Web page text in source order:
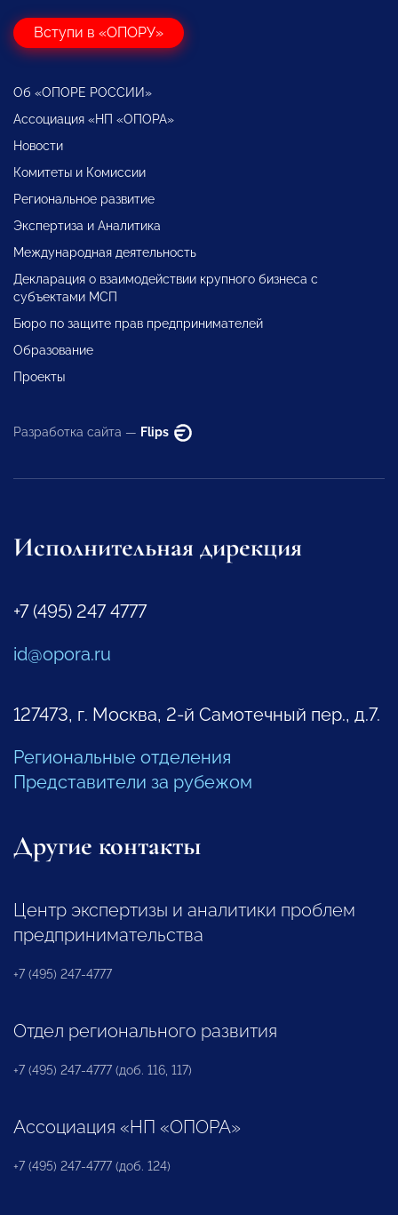
Вступи в «ОПОРУ»
Об «ОПОРЕ РОССИИ»
Ассоциация «НП «ОПОРА»
Новости
Комитеты и Комиссии
Региональное развитие
Экспертиза и Аналитика
Международная деятельность
Декларация о взаимодействии крупного бизнеса с
субъектами МСП
Бюро по защите прав предпринимателей
Образование
Проекты
Разработка сайта — Flips
Исполнительная дирекция
+7 (495) 247 4777
id@opora.ru
127473, г. Москва, 2-й Самотечный пер., д.7.
Региональные отделения
Представители за рубежом
Другие контакты
Центр экспертизы и аналитики проблем
предпринимательства
+7 (495) 247-4777
Отдел регионального развития
+7 (495) 247-4777 (доб. 116, 117)
Ассоциация «НП «ОПОРА»
+7 (495) 247-4777 (доб. 124)